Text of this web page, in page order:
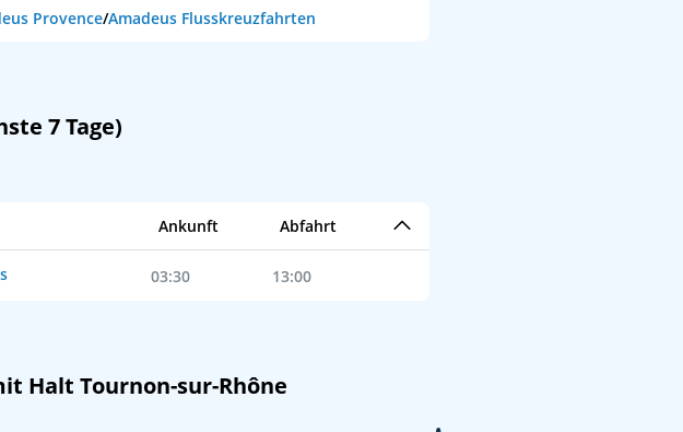
Provence/Amadeus Flusskreuzfahrten
7 Tage)
Ankunft Abfahrt
03:30 13:00
Halt Tournon-sur-Rhône